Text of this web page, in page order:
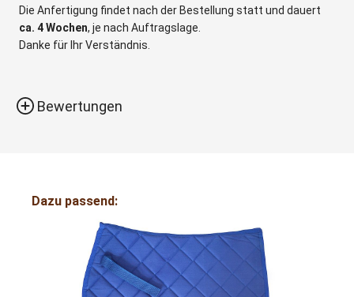
Die Anfertigung findet nach der Bestellung statt und dauert
ca. 4 Wochen, je nach Auftragslage.
Danke für Ihr Verständnis.
Bewertungen
Dazu passend: